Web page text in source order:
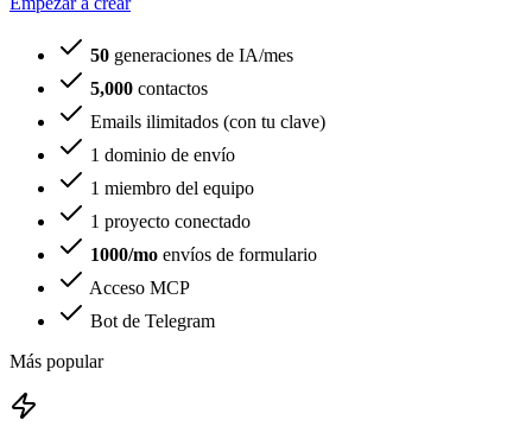
50 generaciones de IA/mes
5,000 contactos
Emails ilimitados (con tu clave)
1 dominio de envío
1 miembro del equipo
1 proyecto conectado
1000/mo envíos de formulario
Acceso MCP
Bot de Telegram
Más popular